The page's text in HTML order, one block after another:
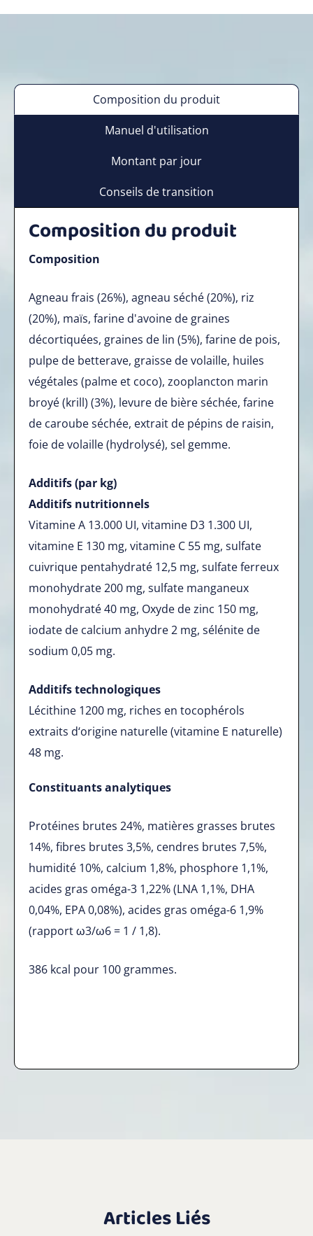
Composition du produit
Manuel d'utilisation
Montant par jour
Conseils de transition
Composition du produit
Composition
Agneau frais (26%), agneau séché (20%), riz
(20%), maïs, farine d'avoine de graines
décortiquées, graines de lin (5%), farine de pois,
pulpe de betterave, graisse de volaille, huiles
végétales (palme et coco), zooplancton marin
broyé (krill) (3%), levure de bière séchée, farine
de caroube séchée, extrait de pépins de raisin,
foie de volaille (hydrolysé), sel gemme.
Additifs (par kg)
Additifs nutritionnels
Vitamine A 13.000 UI, vitamine D3 1.300 UI,
vitamine E 130 mg, vitamine C 55 mg, sulfate
cuivrique pentahydraté 12,5 mg, sulfate ferreux
monohydrate 200 mg, sulfate manganeux
monohydraté 40 mg, Oxyde de zinc 150 mg,
iodate de calcium anhydre 2 mg, sélénite de
sodium 0,05 mg.
Additifs technologiques
Lécithine 1200 mg, riches en tocophérols
extraits d‘origine naturelle (vitamine E naturelle)
48 mg.
Constituants analytiques
Protéines brutes 24%, matières grasses brutes
14%, fibres brutes 3,5%, cendres brutes 7,5%,
humidité 10%, calcium 1,8%, phosphore 1,1%,
acides gras oméga-3 1,22% (LNA 1,1%, DHA
0,04%, EPA 0,08%), acides gras oméga-6 1,9%
(rapport ω3/ω6 = 1 / 1,8).
386 kcal pour 100 grammes.
Articles Liés